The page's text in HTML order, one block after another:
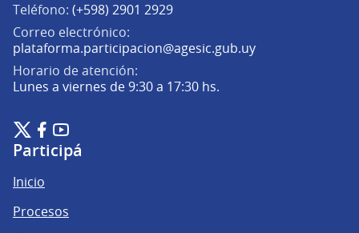
Teléfono: (+598) 2901 2929
Correo electrónico:
plataforma.participacion@agesic.gub.uy(Abrir en una
Horario de atención:
Lunes a viernes de 9:30 a 17:30 hs.
Plataforma de Participación Ciudadana Digital en X
(Enlace externo)
Plataforma de Participación Ciudadana Digital en Facebook
(Enlace externo)
Plataforma de Participación Ciudadana Digital en
(Enlace externo)
Participá
Inicio
Procesos